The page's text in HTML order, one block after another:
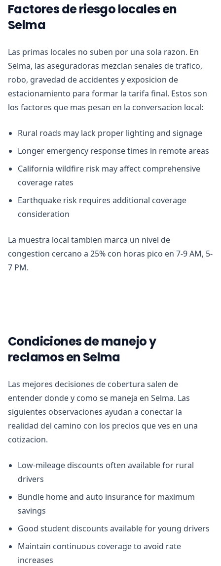
Factores de riesgo locales en
Selma
Las primas locales no suben por una sola razon. En
Selma, las aseguradoras mezclan senales de trafico,
robo, gravedad de accidentes y exposicion de
estacionamiento para formar la tarifa final. Estos son
los factores que mas pesan en la conversacion local:
Rural roads may lack proper lighting and signage
Longer emergency response times in remote areas
California wildfire risk may affect comprehensive
coverage rates
Earthquake risk requires additional coverage
consideration
La muestra local tambien marca un nivel de
congestion cercano a 25% con horas pico en 7-9 AM, 5-
7 PM.
Condiciones de manejo y
reclamos en Selma
Las mejores decisiones de cobertura salen de
entender donde y como se maneja en Selma. Las
siguientes observaciones ayudan a conectar la
realidad del camino con los precios que ves en una
cotizacion.
Low-mileage discounts often available for rural
drivers
Bundle home and auto insurance for maximum
savings
Good student discounts available for young drivers
Maintain continuous coverage to avoid rate
increases